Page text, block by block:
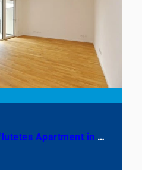
Smyles - lichtdurchflutetes Apartment in neuwertigem Zustand